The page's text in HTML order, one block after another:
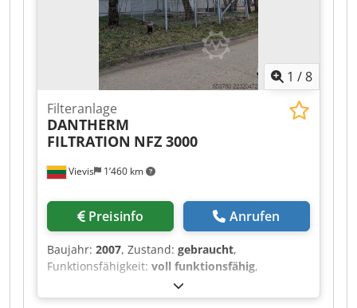
1 /8
Vievis 1’460 km
Filteranlage
DANTHERM
FILTRATION NFZ 3000
Preisinfo Anrufen
Baujahr: 2007, Zustand: gebraucht,
Funktionsfähigkeit: voll funktionsfähig,
DANTHERM NFZ 3000 (Baujahr 2007) Zu
verkaufen: Zuverlässige und leistungsstarke